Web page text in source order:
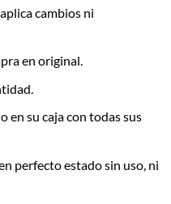
cambios ni
en original.
en su caja con todas sus
perfecto estado sin uso, ni